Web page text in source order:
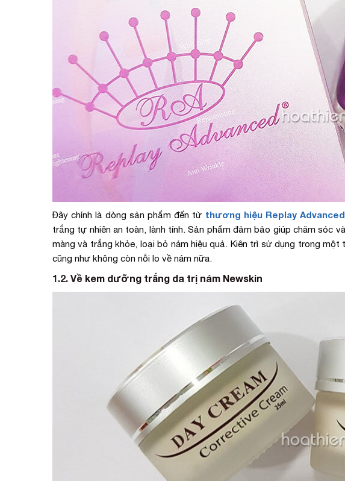
Đây chính là dòng sản phẩm đến từ thương hiệu Replay Advanced
trắng tự nhiên an toàn, lành tính. Sản phẩm đảm bảo giúp chăm sóc
màng và trắng khỏe, loại bỏ nám hiệu quả. Kiên trì sử dụng trong
cũng như không còn nỗi lo về nám nữa.
1.2. Về kem dưỡng trắng da trị nám Newskin